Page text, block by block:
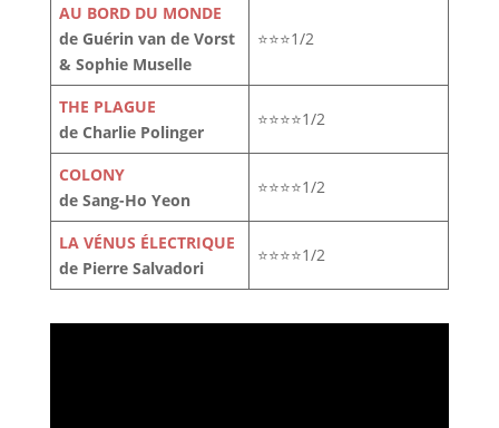
AU BORD DU MONDE
de Guérin van de Vorst
& Sophie Muselle
⭐⭐⭐1/2
THE PLAGUE
de Charlie Polinger
⭐⭐⭐⭐1/2
COLONY
de Sang-Ho Yeon
⭐⭐⭐⭐1/2
LA VÉNUS ÉLECTRIQUE
de Pierre Salvadori
⭐⭐⭐⭐1/2